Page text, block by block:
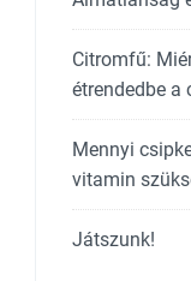
Citromfű:
étrendedbe a
Mennyi
vitamin
Játszunk!